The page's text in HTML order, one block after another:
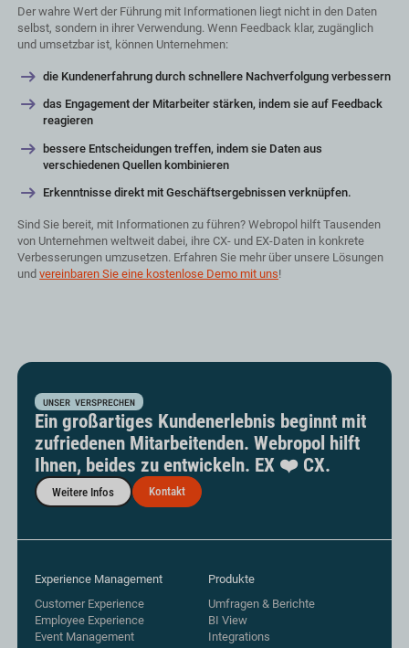
Der wahre Wert der Führung mit Informationen liegt nicht in den Daten
selbst, sondern in ihrer Verwendung. Wenn Feedback klar, zugänglich
und umsetzbar ist, können Unternehmen:
die Kundenerfahrung durch schnellere Nachverfolgung verbessern
das Engagement der Mitarbeiter stärken, indem sie auf Feedback
reagieren
bessere Entscheidungen treffen, indem sie Daten aus
verschiedenen Quellen kombinieren
Erkenntnisse direkt mit Geschäftsergebnissen verknüpfen.
Sind Sie bereit, mit Informationen zu führen? Webropol hilft Tausenden
von Unternehmen weltweit dabei, ihre CX- und EX-Daten in konkrete
Verbesserungen umzusetzen. Erfahren Sie mehr über unsere Lösungen
undvereinbaren Sie eine kostenlose Demo mit uns!
UNSER VERSPRECHEN
Ein großartiges Kundenerlebnis beginnt mit
zufriedenen Mitarbeitenden. Webropol hilft
Ihnen, beides zu entwickeln. EX ❤️ CX.
Weitere Infos Kontakt
Experience Management
Customer Experience
Employee Experience
Event Management
Produkte
Umfragen & Berichte
BI View
Integrations